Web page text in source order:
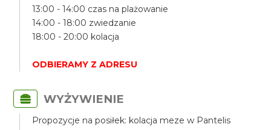
13:00 - 14:00 czas na plażowanie
14:00 - 18:00 zwiedzanie
18:00 - 20:00 kolacja
ODBIERAMY Z ADRESU
WYŻYWIENIE
Propozycje na posiłek: kolacja meze w Pantelis